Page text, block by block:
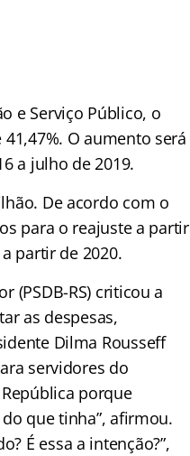
e Serviço Público, o
O aumento será
a julho de 2019.
De acordo com o
para o reajuste a partir
partir de 2020.
(PSDB-RS) criticou a
as despesas,
Dilma Rousseff
servidores do
porque
que tinha”, afirmou.
É essa a intenção?”,